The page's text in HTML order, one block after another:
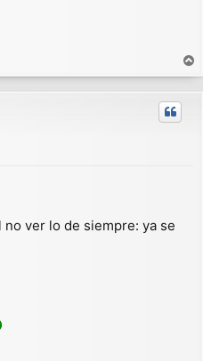
r
r
ver lo de siempre: ya se